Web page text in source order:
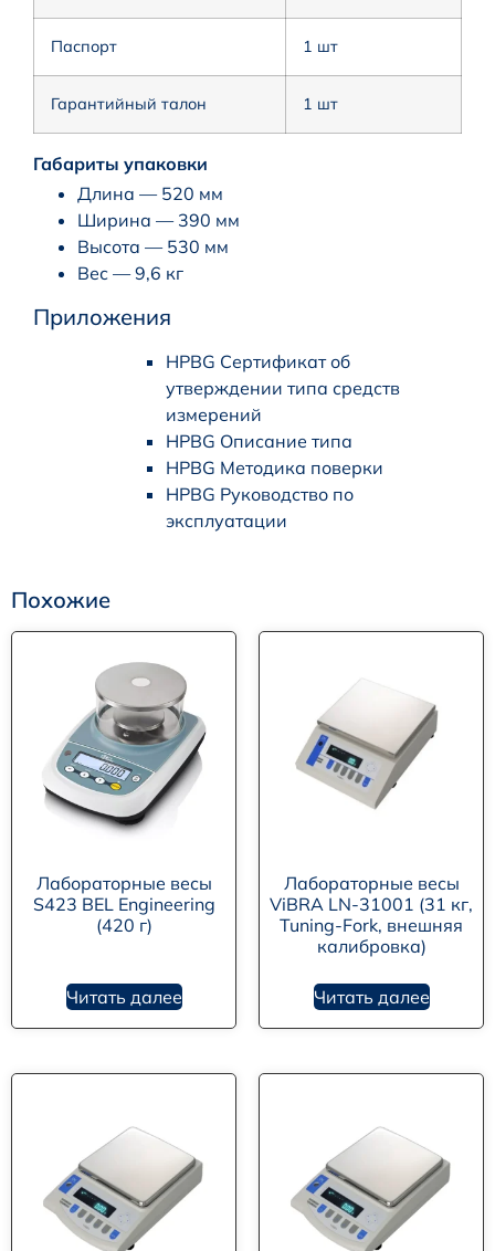
Паспорт 1 шт
Гарантийный талон 1 шт
Габариты упаковки
Длина — 520 мм
Ширина — 390 мм
Высота — 530 мм
Вес — 9,6 кг
Приложения
HPBG Сертификат об
утверждении типа средств
измерений
HPBG Описание типа
HPBG Методика поверки
HPBG Руководство по
эксплуатации
Похожие
Лабораторные весы
S423 BEL Engineering
(420 г)
Читать далее
Лабораторные весы
ViBRA LN-31001 (31 кг,
Tuning-Fork, внешняя
калибровка)
Читать далее